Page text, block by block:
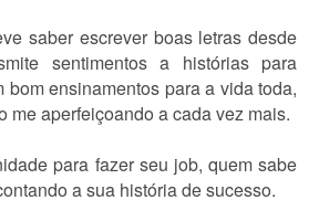
saber escrever boas letras desde
sentimentos a histórias para
bom ensinamentos para a vida toda,
me aperfeiçoando a cada vez mais.
para fazer seu job, quem sabe
a sua história de sucesso.